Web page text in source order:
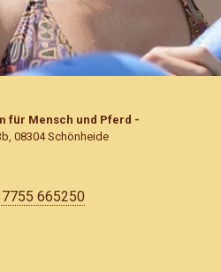
für Mensch und Pferd -
08304 Schönheide
665250